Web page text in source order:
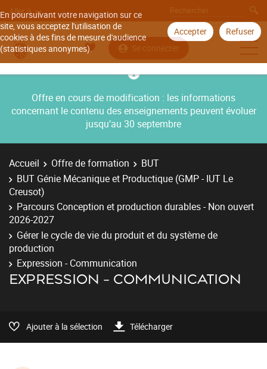
En poursuivant votre navigation sur ce
site, vous acceptez l'utilisation de
cookies à des fins de mesure d'audience
(statistiques anonymes).
Accepter Refuser
Aller à
Se connecter
Offre en cours de modification : les informations
concernant le contenu des enseignements peuvent évoluer
jusqu’au 30 septembre
Accueil Offre de formation
BUT
BUT Génie Mécanique et Productique (GMP - IUT Le
Creusot)
Parcours Conception et production durables - Non ouvert
2026-2027
Gérer le cycle de vie du produit et du système de
production
Expression - Communication
EXPRESSION - COMMUNICATION
Ajouter à la sélection Télécharger